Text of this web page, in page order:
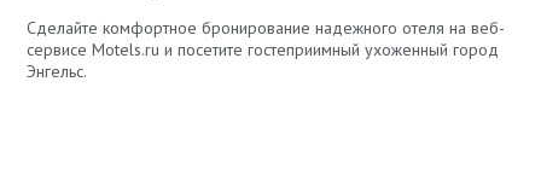
Сделайте комфортное бронирование надежного отеля на веб-
сервисе Motels.ru и посетите гостеприимный ухоженный город
Энгельс.